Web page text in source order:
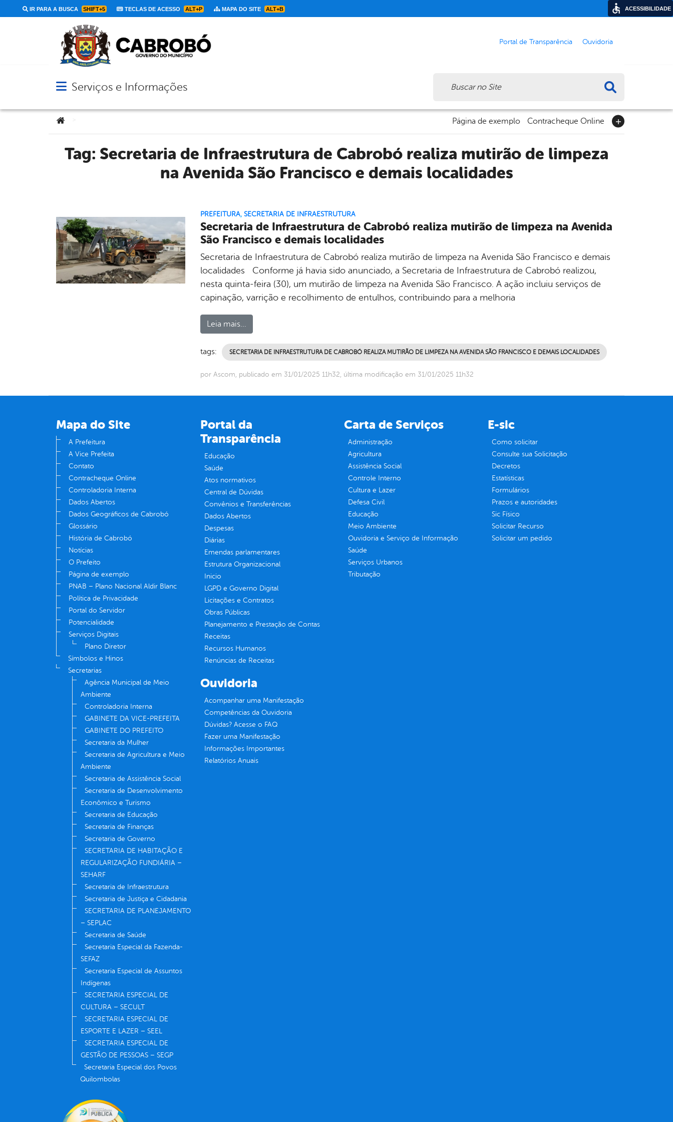
IR PARA A BUSCA SHIFT+5 TECLAS DE ACESSO ALT+P MAPA DO SITE ALT+B
Portal de Transparência Ouvidoria
Abrir menu principal de navegação
Serviços e Informações
Você está aqui: Página de exemplo Contracheque Online
Tag: Secretaria de Infraestrutura de Cabrobó realiza mutirão de limpeza
na Avenida São Francisco e demais localidades
PREFEITURA, SECRETARIA DE INFRAESTRUTURA
Secretaria de Infraestrutura de Cabrobó realiza mutirão de limpeza na Avenida
São Francisco e demais localidades
Secretaria de Infraestrutura de Cabrobó realiza mutirão de limpeza na Avenida São Francisco e demais
localidades Conforme já havia sido anunciado, a Secretaria de Infraestrutura de Cabrobó realizou,
nesta quinta-feira (30), um mutirão de limpeza na Avenida São Francisco. A ação incluiu serviços de
capinação, varrição e recolhimento de entulhos, contribuindo para a melhoria
Leia mais...
tags: SECRETARIA DE INFRAESTRUTURA DE CABROBÓ REALIZA MUTIRÃO DE LIMPEZA NA AVENIDA SÃO FRANCISCO E DEMAIS LOCALIDADES
por Ascom, publicado em 31/01/2025 11h32, última modificação em 31/01/2025 11h32
Mapa do Site
A Prefeitura
A Vice Prefeita
Contato
Contracheque Online
Controladoria Interna
Dados Abertos
Dados Geográficos de Cabrobó
Glossário
História de Cabrobó
Notícias
O Prefeito
Página de exemplo
PNAB – Plano Nacional Aldir Blanc
Política de Privacidade
Portal do Servidor
Potencialidade
Serviços Digitais
Plano Diretor
Símbolos e Hinos
Secretarias
Agência Municipal de Meio
Ambiente
Controladoria Interna
GABINETE DA VICE-PREFEITA
GABINETE DO PREFEITO
Secretaria da Mulher
Secretaria de Agricultura e Meio
Ambiente
Secretaria de Assistência Social
Secretaria de Desenvolvimento
Econômico e Turismo
Secretaria de Educação
Secretaria de Finanças
Secretaria de Governo
SECRETARIA DE HABITAÇÃO E
REGULARIZAÇÃO FUNDIÁRIA –
SEHARF
Secretaria de Infraestrutura
Secretaria de Justiça e Cidadania
SECRETARIA DE PLANEJAMENTO
– SEPLAC
Secretaria de Saúde
Secretaria Especial da Fazenda-
SEFAZ
Secretaria Especial de Assuntos
Indígenas
SECRETARIA ESPECIAL DE
CULTURA – SECULT
SECRETARIA ESPECIAL DE
ESPORTE E LAZER – SEEL
SECRETARIA ESPECIAL DE
GESTÃO DE PESSOAS – SEGP
Secretaria Especial dos Povos
Quilombolas
Portal da
Transparência
Educação
Saúde
Atos normativos
Central de Dúvidas
Convênios e Transferências
Dados Abertos
Despesas
Diárias
Emendas parlamentares
Estrutura Organizacional
Inicio
LGPD e Governo Digital
Licitações e Contratos
Obras Públicas
Planejamento e Prestação de Contas
Receitas
Recursos Humanos
Renúncias de Receitas
Carta de Serviços
Administração
Agricultura
Assistência Social
Controle Interno
Cultura e Lazer
Defesa Civil
Educação
Meio Ambiente
Ouvidoria e Serviço de Informação
Saúde
Serviços Urbanos
Tributação
E-sic
Como solicitar
Consulte sua Solicitação
Decretos
Estatísticas
Formulários
Prazos e autoridades
Sic Físico
Solicitar Recurso
Solicitar um pedido
Ouvidoria
Acompanhar uma Manifestação
Competências da Ouvidoria
Dúvidas? Acesse o FAQ
Fazer uma Manifestação
Informações Importantes
Relatórios Anuais
ACESSIBILIDADE